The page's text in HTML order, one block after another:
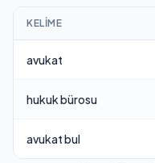
KELIME
avukat
hukuk bürosu
avukat bul